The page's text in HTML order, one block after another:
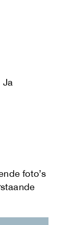
Ja